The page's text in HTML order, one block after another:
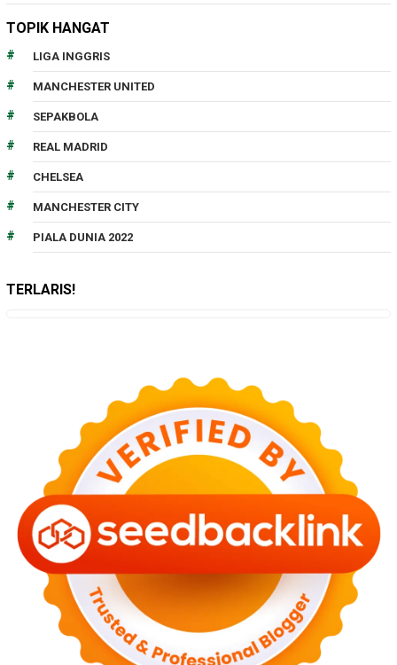
TOPIK HANGAT
LIGA INGGRIS
MANCHESTER UNITED
SEPAKBOLA
REAL MADRID
CHELSEA
MANCHESTER CITY
PIALA DUNIA 2022
TERLARIS!